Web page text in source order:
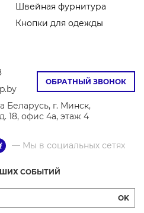
Швейная фурнитура
Кнопки для одежды
ОБРАТНЫЙ ЗВОНОК
Беларусь, г. Минск,
18, офис 4а, этаж 4
— Мы в социальных сетях
СОБЫТИЙ
OK